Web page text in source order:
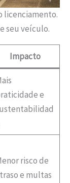
licenciamento.
seu veículo.
Impacto
e
risco de
e multas